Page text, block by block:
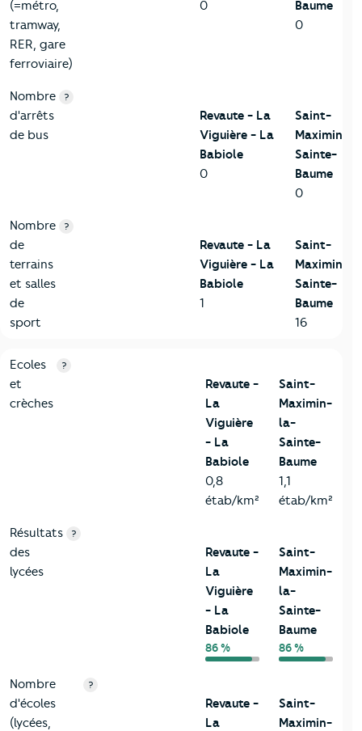
(=métro,
tramway,
RER, gare
ferroviaire)
0
Baume
0
Nombre
d'arrêts
de bus
?
Revaute - La
Viguière - La
Babiole
0
Saint-
Maximin-
Sainte-
Baume
0
Nombre
de
terrains
et salles
de
sport
?
Revaute - La
Viguière - La
Babiole
1
Saint-
Maximin-
Sainte-
Baume
16
4-Education
Critères
Ecoles
et
crèches
?
Revaute -
La
Viguière
- La
Babiole
0,8
étab/km²
Saint-
Maximin-
la-
Sainte-
Baume
1,1
étab/km²
Résultats
des
lycées
?
Revaute -
La
Viguière
- La
Babiole
86 %
Saint-
Maximin-
la-
Sainte-
Baume
86 %
Nombre
d'écoles
(lycées,
?
Revaute -
La
Saint-
Maximin-